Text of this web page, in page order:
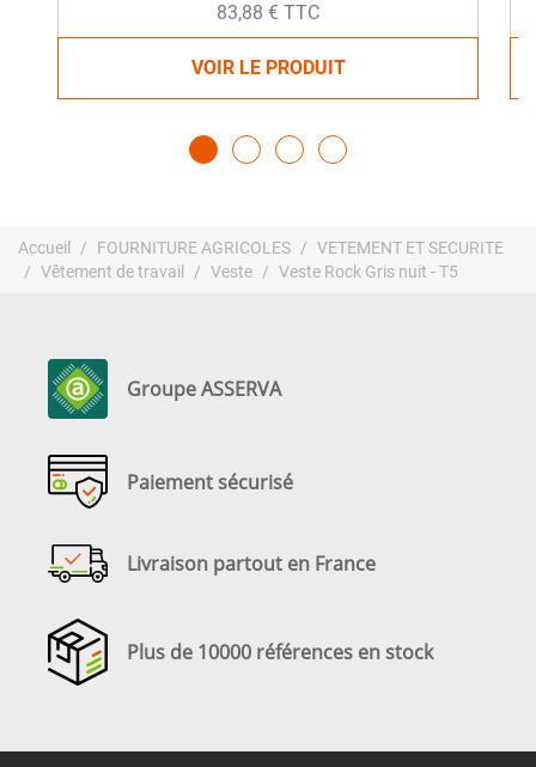
83,88 € TTC
VOIR LE PRODUIT
Accueil FOURNITURE AGRICOLES
VETEMENT ET SECURITE
Vêtement de travail
Veste Veste Rock Gris nuit - T5
Groupe ASSERVA
Paiement sécurisé
Livraison partout en France
Plus de 10000 références en stock